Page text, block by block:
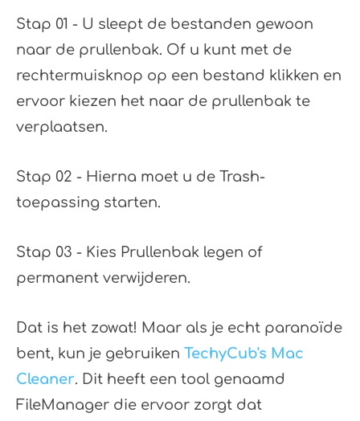
Stap 01 - U sleept de bestanden gewoon
naar de prullenbak. Of u kunt met de
rechtermuisknop op een bestand klikken en
ervoor kiezen het naar de prullenbak te
verplaatsen.
Stap 02 - Hierna moet u de Trash-
toepassing starten.
Stap 03 - Kies Prullenbak legen of
permanent verwijderen.
Dat is het zowat! Maar als je echt paranoïde
bent, kun je gebruiken TechyCub's Mac
Cleaner. Dit heeft een tool genaamd
FileManager die ervoor zorgt dat